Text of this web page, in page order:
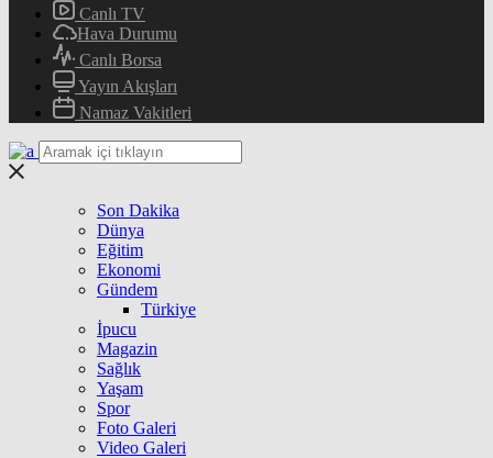
Canlı TV
Hava Durumu
Canlı Borsa
Yayın Akışları
Namaz Vakitleri
Son Dakika
Dünya
Eğitim
Ekonomi
Gündem
Türkiye
İpucu
Magazin
Sağlık
Yaşam
Spor
Foto Galeri
Video Galeri